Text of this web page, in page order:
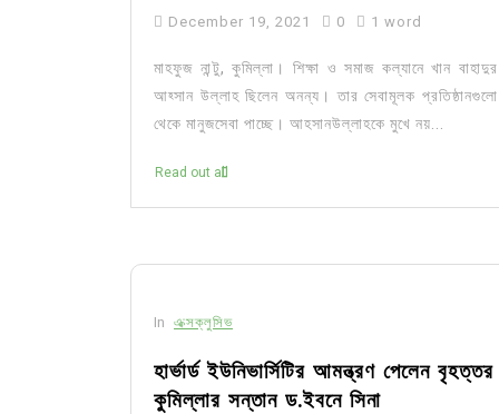
December 19, 2021 0 1 word
মাহফুজ নান্টু, কুমিল্লা। শিক্ষা ও সমাজ কল্যানে খান বাহাদুর
আহ্সান উল্লাহ ছিলেন অনন্য। তার সেবামূলক প্রতিষ্ঠানগুলো
থেকে মানুজসেবা পাচ্ছে। আহসানউল্লাহকে মুখে নয়...
Read out all
In এক্সক্লুসিভ
হার্ভার্ড ইউনিভার্সিটির আমন্ত্রণ পেলেন বৃহত্তর
কুমিল্লার সন্তান ড.ইবনে সিনা